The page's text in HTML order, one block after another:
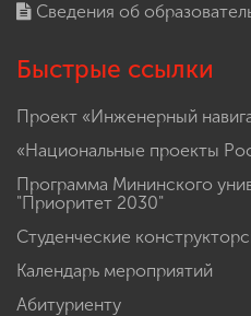
Сведения об
Быстрые ссылки
Проект «Инженерный
«Национальные проекты
Программа Мининского
"Приоритет 2030"
Студенческие
Календарь мероприятий
Абитуриенту